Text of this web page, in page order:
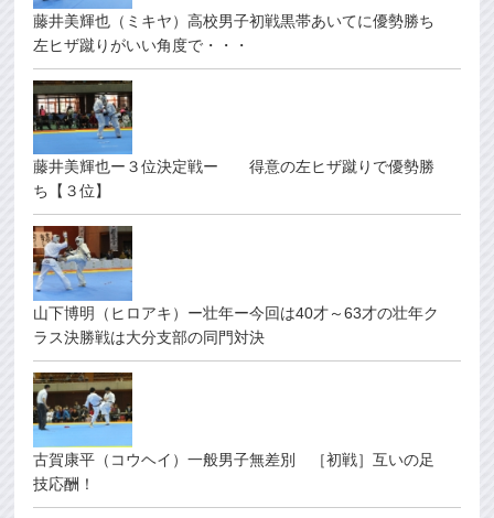
藤井美輝也（ミキヤ）高校男子初戦黒帯あいてに優勢勝ち
左ヒザ蹴りがいい角度で・・・
藤井美輝也ー３位決定戦ー 得意の左ヒザ蹴りで優勢勝
ち【３位】
山下博明（ヒロアキ）ー壮年ー今回は40才～63才の壮年ク
ラス決勝戦は大分支部の同門対決
古賀康平（コウヘイ）一般男子無差別 ［初戦］互いの足
技応酬！